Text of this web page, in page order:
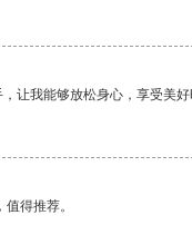
让我能够放松身心，享受美好
得推荐。